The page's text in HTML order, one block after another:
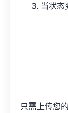
当状态
只需上传您